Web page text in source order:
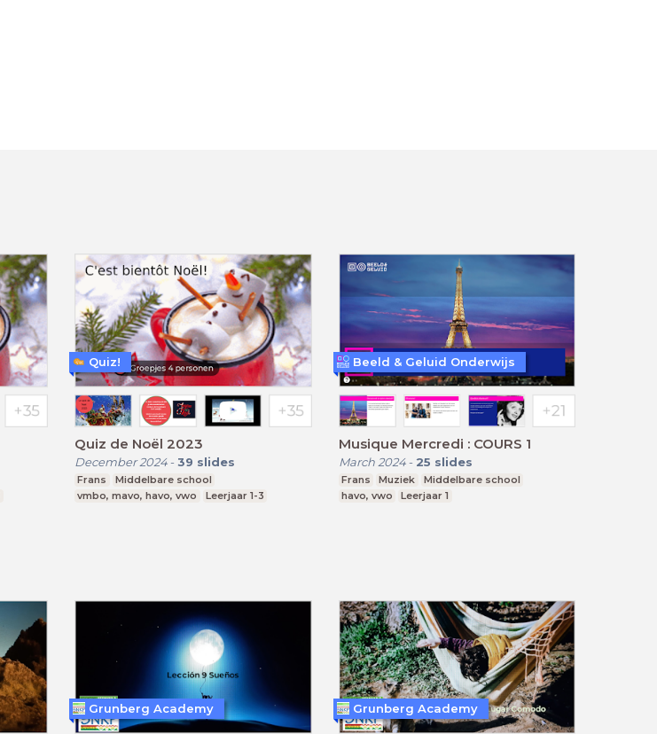
Quiz de Noël 2023
December 2024- 39 slides
Frans
Middelbare school
vmbo, mavo, havo, vwo
Leerjaar 1-3
Quiz!
Musique Mercredi : COURS 1
March 2024- 25 slides
Frans Muziek
Middelbare school
havo, vwo
Leerjaar 1
Beeld & Geluid Onderwijs
Grunberg Academy Grunberg Academy